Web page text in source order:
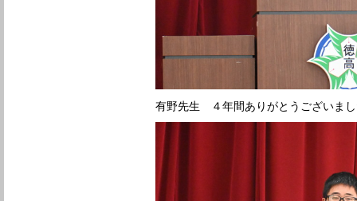
有野先生 ４年間ありがとうございま